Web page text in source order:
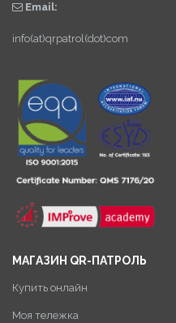
Email:
info(at)qrpatrol(dot)com
МАГАЗИН QR-ПАТРОЛЬ
Купить онлайн
Моя тележка